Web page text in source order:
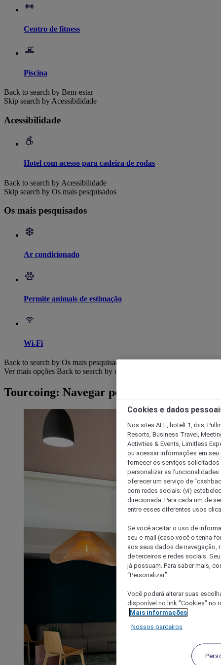
Centro de fitness
Piscina
Back to search by Bem-estar
Skip search by Acessibilidade
Acessibilidade
Hotel com acesso para cadeira de rodas
Back to search by Acessibilidade
Skip search by Os mais pesquisados
Os mais pesquisados
Ar condicionado
Permite animais de estimação
Wi-Fi
Back to search by Os mais pesquisados
Ver mais opções Back to search by categories
Tourcoing: Navegar por hotéis
Cookies e dados
Nos sites ALL, hotelF1, ibis,
Resorts, Business Travel,
Activities & Events, Limitless
ou acessar informações em
fornecer os serviços solicitados
personalizar as
oferecer um serviço de
com redes sociais; (vi)
direcionada. Para cada um de
entre esses diferentes usos
Se você aceitar o uso de
seu e-mail (caso você o tenha
aos seus dados de navegação,
de terceiros e redes sociais.
já possuam. Para saber mais,
“Personalizar”.
Você poderá alterar suas
disponível no link "Cookies" no
Mais informações
Nossos parceiros